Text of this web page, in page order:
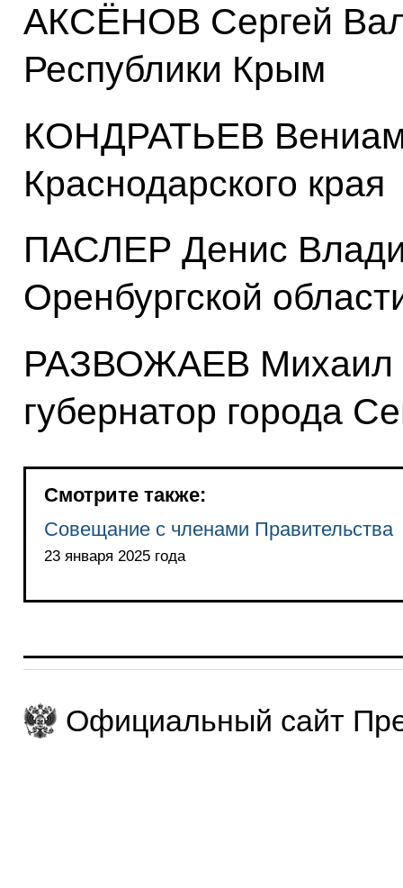
АКСЁНОВ Сергей
Республики Крым
КОНДРАТЬЕВ
Краснодарского края
ПАСЛЕР Денис
Оренбургской
РАЗВОЖАЕВ Михаил
губернатор города
Смотрите также:
Совещание с членами Правительства
23 января 2025 года
Официальный сайт